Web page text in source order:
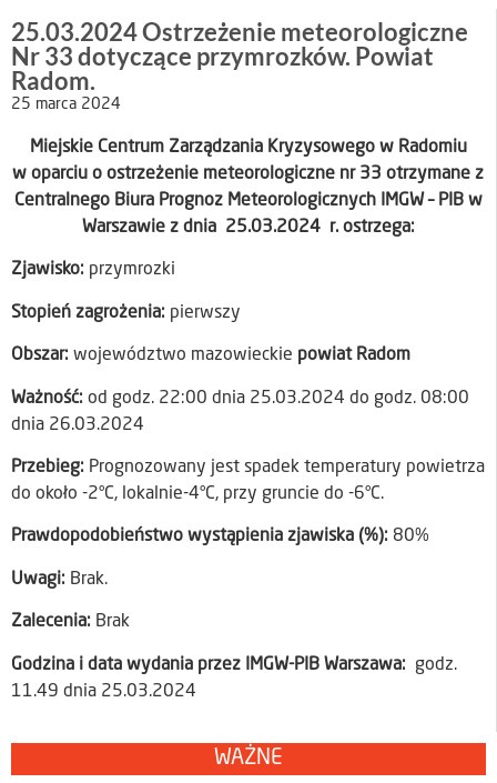
25.03.2024 Ostrzeżenie meteorologiczne
Nr 33 dotyczące przymrozków. Powiat
Radom.
25 marca 2024
Miejskie Centrum Zarządzania Kryzysowego w Radomiu
w oparciu o ostrzeżenie meteorologiczne nr 33 otrzymane z
Centralnego Biura Prognoz Meteorologicznych IMGW – PIB w
Warszawie z dnia 25.03.2024 r. ostrzega:
Zjawisko: przymrozki
Stopień zagrożenia: pierwszy
Obszar: województwo mazowieckie powiat Radom
Ważność: od godz. 22:00 dnia 25.03.2024 do godz. 08:00
dnia 26.03.2024
Przebieg: Prognozowany jest spadek temperatury powietrza
do około -2°C, lokalnie-4°C, przy gruncie do -6°C.
Prawdopodobieństwo wystąpienia zjawiska (%): 80%
Uwagi: Brak.
Zalecenia: Brak
Godzina i data wydania przez IMGW-PIB Warszawa:
godz.
11.49 dnia 25.03.2024
WAŻNE